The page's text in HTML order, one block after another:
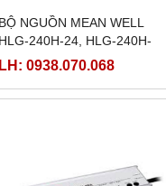
BỘ NGUỒN MEAN WELL
HLG-240H-24, HLG-240H-
24A,HLG-240H-24B,HLG-
LH: 0938.070.068